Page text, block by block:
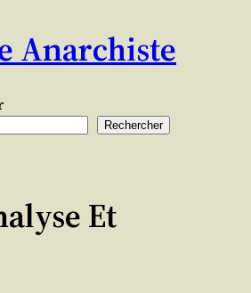
Anarchiste
Rechercher
Et